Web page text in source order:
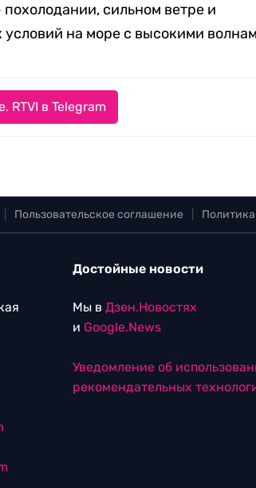
сильном ветре и
на море с высокими
RTVI в Telegram
Пользовательское соглашение
Достойные новости
Мы в Дзен.Новостях
и Google.News
Уведомление об
рекомендательных